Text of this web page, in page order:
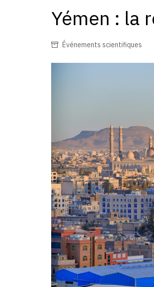
Bibliothèque
Yémen : la
Événements scientifiques